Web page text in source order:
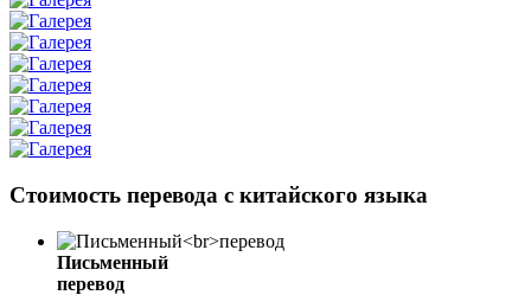
Стоимость перевода с китайского языка
Письменный
перевод